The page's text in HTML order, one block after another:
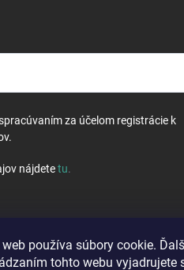
používa súbory cookie.
tohto webu vyjadrujete
za účelom registrácie k
nájdetetu.